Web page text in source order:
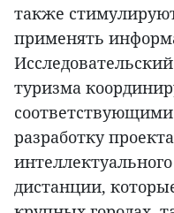
также
применять
туризма
разработку
дистанции,